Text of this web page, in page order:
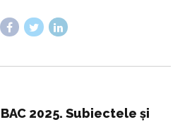
2025. Subiectele și